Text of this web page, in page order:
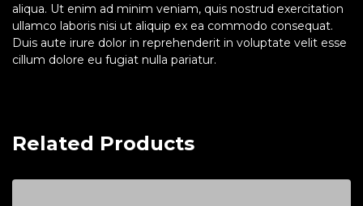
aliqua. Ut enim ad minim veniam, quis nostrud exercitation
ullamco laboris nisi ut aliquip ex ea commodo consequat.
Duis aute irure dolor in reprehenderit in voluptate velit esse
cillum dolore eu fugiat nulla pariatur.
Related Products